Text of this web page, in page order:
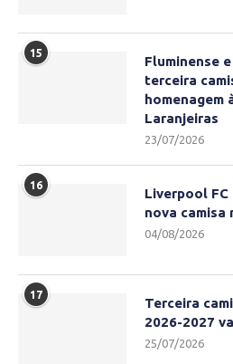
15
Fluminense
terceira
homenagem
Laranjeiras
23/07/2026
16
Liverpool FC
nova camisa
04/08/2026
17
Terceira
2026-2027
25/07/2026